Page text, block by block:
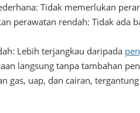
Tidak memerlukan
perawatan rendah: Tidak ada
Lebih terjangkau daripada
langsung tanpa tambahan
gas, uap, dan cairan,